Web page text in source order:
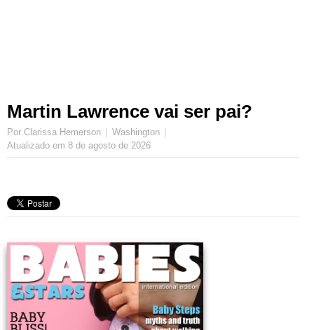
Martin Lawrence vai ser pai?
Por Clarissa Hemerson
Washington
Atualizado em 8 de agosto de 2026